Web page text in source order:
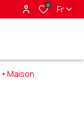
0 Fr
Maison